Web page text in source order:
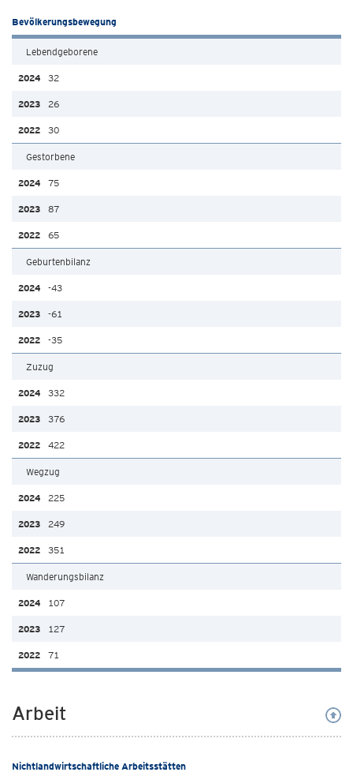
Bevölkerungsbewegung
Lebendgeborene
32
26
30
Gestorbene
75
87
65
Geburtenbilanz
-43
-61
-35
Zuzug
332
376
422
Wegzug
225
249
351
Wanderungsbilanz
107
127
71
Arbeit
Nichtlandwirtschaftliche Arbeitsstätten